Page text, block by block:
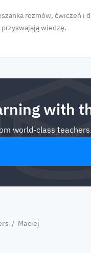
rozmów, ćwiczeń i
wiedzę.
with
world-class
/ Maciej